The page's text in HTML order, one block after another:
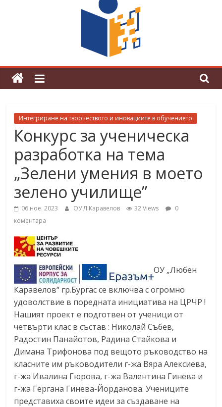
граници“
Магията на Андерсен оживя в ОУ
„Любен Каравелов“
Интегриране на творчеството и иновациите в обучението
Конкурс за ученическа
разработка на тема
„Зелени умения в моето
зелено училище”
06 ное. 2023 ОУ Л.Каравелов 32 Views
0
коментара
ОУ „Любен
Каравелов“ гр.Бургас се включва с огромно
удоволствие в поредната инициатива на ЦРЧР !
Нашият проект е подготвен от ученици от
четвърти клас в състав : Николай Събев,
Радостин Панайотов, Радина Стайкова и
Димана Трифонова под вещото ръководство на
класните им ръководители г-жа Вяра Алексиева,
г-жа Ивалина Гюрова, г-жа Валентина Гинева и
г-жа Гергана Гинева-Йорданова. Учениците
представиха своите идеи за създаване на